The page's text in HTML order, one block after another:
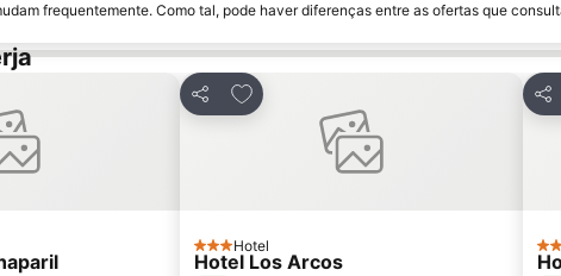
frequentemente. Como tal, pode haver diferenças entre as ofertas que
favoritos
Partilhar
Adicionar aos favoritos
3 Estrelas
Hotel
Hotel Los Arcos 3